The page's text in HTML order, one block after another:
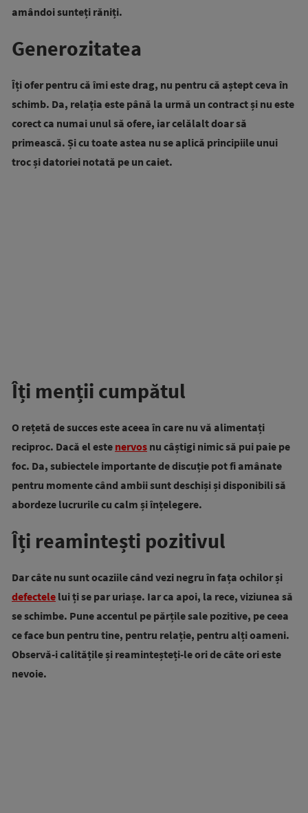
amândoi sunteți răniți.
Generozitatea
Îți ofer pentru că îmi este drag, nu pentru că aștept ceva în
schimb. Da, relația este până la urmă un contract și nu este
corect ca numai unul să ofere, iar celălalt doar să
primească. Și cu toate astea nu se aplică principiile unui
troc și datoriei notată pe un caiet.
Îți menții cumpătul
O rețetă de succes este aceea în care nu vă alimentați
reciproc. Dacă el este nervos nu câștigi nimic să pui paie pe
foc. Da, subiectele importante de discuție pot fi amânate
pentru momente când ambii sunt deschiși și disponibili să
abordeze lucrurile cu calm și înțelegere.
Îți reamintești pozitivul
Dar câte nu sunt ocaziile când vezi negru în fața ochilor și
defectele lui ți se par uriașe. Iar ca apoi, la rece, viziunea să
se schimbe. Pune accentul pe părțile sale pozitive, pe ceea
ce face bun pentru tine, pentru relație, pentru alți oameni.
Observă-i calitățile și reaminteșteți-le ori de câte ori este
nevoie.